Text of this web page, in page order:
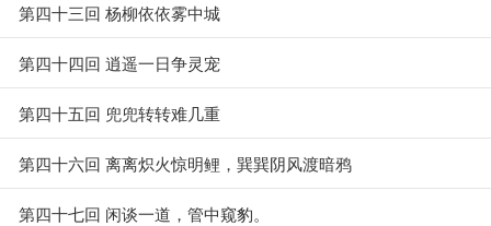
第四十三回 杨柳依依雾中城
第四十四回 逍遥一日争灵宠
第四十五回 兜兜转转难几重
第四十六回 离离炽火惊明鲤，巽巽阴风渡暗鸦
第四十七回 闲谈一道，管中窥豹。